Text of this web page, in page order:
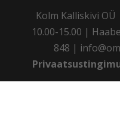
Kolm Kalliskivi OÜ
10.00-15.00 |
848 |